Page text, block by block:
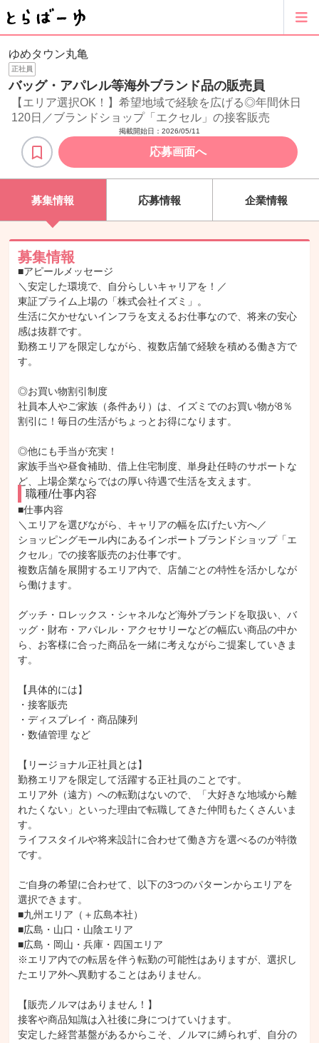
ゆめタウン丸亀
正社員
バッグ・アパレル等海外ブランド品の販売員
【エリア選択OK！】希望地域で経験を広げる◎年間休日
120日／ブランドショップ「エクセル」の接客販売
掲載開始日： 2026/05/11
応募画面へ
募集情報 応募情報 企業情報
募集情報
■アピールメッセージ
＼安定した環境で、自分らしいキャリアを！／
東証プライム上場の「株式会社イズミ」。
生活に欠かせないインフラを支えるお仕事なので、将来の安心
感は抜群です。
勤務エリアを限定しながら、複数店舗で経験を積める働き方で
す。
◎お買い物割引制度
社員本人やご家族（条件あり）は、イズミでのお買い物が8％
割引に！毎日の生活がちょっとお得になります。
◎他にも手当が充実！
家族手当や昼食補助、借上住宅制度、単身赴任時のサポートな
ど、上場企業ならではの厚い待遇で生活を支えます。
職種/仕事内容
■仕事内容
＼エリアを選びながら、キャリアの幅を広げたい方へ／
ショッピングモール内にあるインポートブランドショップ「エ
クセル」での接客販売のお仕事です。
複数店舗を展開するエリア内で、店舗ごとの特性を活かしなが
ら働けます。
グッチ・ロレックス・シャネルなど海外ブランドを取扱い、バ
ッグ・財布・アパレル・アクセサリーなどの幅広い商品の中か
ら、お客様に合った商品を一緒に考えながらご提案していきま
す。
【具体的には】
・接客販売
・ディスプレイ・商品陳列
・数値管理 など
【リージョナル正社員とは】
勤務エリアを限定して活躍する正社員のことです。
エリア外（遠方）への転勤はないので、「大好きな地域から離
れたくない」といった理由で転職してきた仲間もたくさんいま
す。
ライフスタイルや将来設計に合わせて働き方を選べるのが特徴
です。
ご自身の希望に合わせて、以下の3つのパターンからエリアを
選択できます。
■九州エリア（＋広島本社）
■広島・山口・山陰エリア
■広島・岡山・兵庫・四国エリア
※エリア内での転居を伴う転勤の可能性はありますが、選択し
たエリア外へ異動することはありません。
【販売ノルマはありません！】
接客や商品知識は入社後に身につけていけます。
安定した経営基盤があるからこそ、ノルマに縛られず、自分の